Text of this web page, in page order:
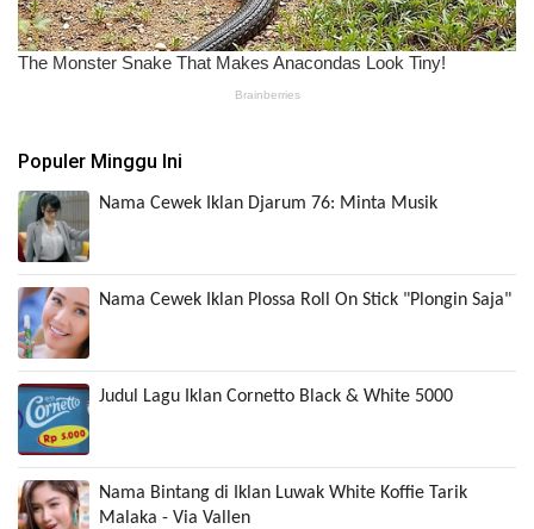
Populer Minggu Ini
Nama Cewek Iklan Djarum 76: Minta Musik
Nama Cewek Iklan Plossa Roll On Stick "Plongin Saja"
Judul Lagu Iklan Cornetto Black & White 5000
Nama Bintang di Iklan Luwak White Koffie Tarik
Malaka - Via Vallen